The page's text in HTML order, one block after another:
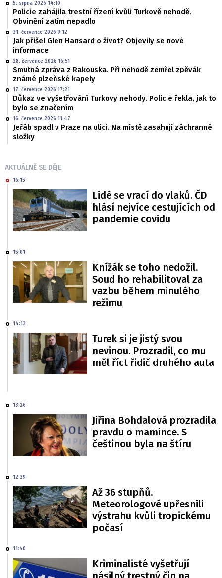
5. srpna 2026 14:10
Policie zahájila trestní řízení kvůli Turkově nehodě.
Obvinění zatím nepadlo
31. července 2026 9:12
Jak přišel Glen Hansard o život? Objevily se nové
informace
28. července 2026 16:51
Smutná zpráva z Rakouska. Při nehodě zemřel zpěvák
známé plzeňské kapely
17. července 2026 17:21
Důkaz ve vyšetřování Turkovy nehody. Policie řekla, jak to
bylo se značením
16. července 2026 11:47
Jeřáb spadl v Praze na ulici. Na místě zasahují záchranné
složky
AKTUÁLNĚ SE DĚJE
16:15
Lidé se vrací do vlaků. ČD
hlásí nejvíce cestujících od
pandemie covidu
15:01
Knížák se toho nedožil.
Soud ho rehabilitoval za
vazbu během minulého
režimu
14:13
Turek si je jistý svou
nevinou. Prozradil, co mu
měl říct řidič druhého auta
13:26
Jiřina Bohdalová prozradila
pravdu o mamince. S
češtinou byla na štíru
12:39
Až 36 stupňů.
Meteorologové upřesnili
výstrahu kvůli tropickému
počasí
11:40
Kriminalisté vyšetřují
násilný trestný čin na